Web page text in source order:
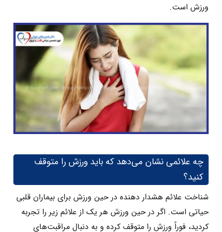
ورزش است.
چه علائمی نشان می‌دهد که باید ورزش را متوقف
کنید؟
شناخت علائم هشدار دهنده در حین ورزش برای بیماران قلبی
حیاتی است. اگر در حین ورزش هر یک از علائم زیر را تجربه
کردید، فوراً ورزش را متوقف کرده و به دنبال مراقبت‌های